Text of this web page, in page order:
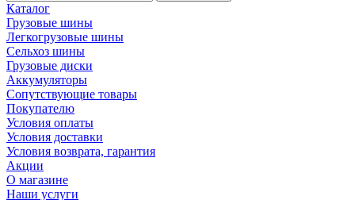
Каталог
Грузовые шины
Легкогрузовые шины
Сельхоз шины
Грузовые диски
Аккумуляторы
Сопутствующие товары
Покупателю
Условия оплаты
Условия доставки
Условия возврата, гарантия
Акции
О магазине
Наши услуги